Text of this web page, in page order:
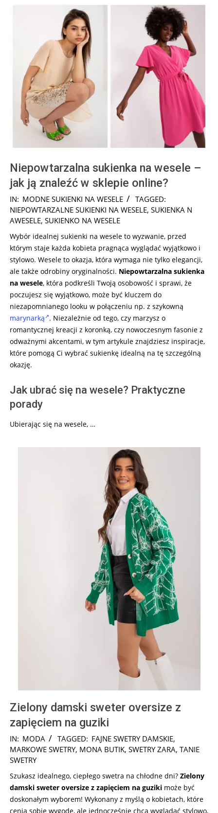
Niepowtarzalna sukienka na wesele –
jak ją znaleźć w sklepie online?
2024-
08-
12
IN: MODNE SUKIENKI NA WESELE
TAGGED:
NIEPOWTARZALNE SUKIENKI NA WESELE, SUKIENKA N
AWESELE, SUKIENKO NA WESELE
Wybór idealnej sukienki na wesele to wyzwanie, przed
którym staje każda kobieta pragnąca wyglądać wyjątkowo i
stylowo. Wesele to okazja, która wymaga nie tylko elegancji,
ale także odrobiny oryginalności. Niepowtarzalna sukienka
na wesele, która podkreśli Twoją osobowość i sprawi, że
poczujesz się wyjątkowo, może być kluczem do
niezapomnianego looku w połączeniu np. z szykowną
marynarką . Niezależnie od tego, czy marzysz o
romantycznej kreacji z koronką, czy nowoczesnym fasonie z
odważnymi akcentami, w tym artykule znajdziesz inspiracje,
które pomogą Ci wybrać sukienkę idealną na tę szczególną
okazję.
Jak ubrać się na wesele? Praktyczne
porady
Ubierając się na wesele, …
Zielony damski sweter oversize z
zapięciem na guziki
2024-
08-
12
IN: MODA TAGGED: FAJNE SWETRY DAMSKIE,
MARKOWE SWETRY, MONA BUTIK, SWETRY ZARA, TANIE
SWETRY
Szukasz idealnego, ciepłego swetra na chłodne dni? Zielony
damski sweter oversize z zapięciem na guziki może być
doskonałym wyborem! Wykonany z myślą o kobietach, które
cenią sobie wygodę, ale jednocześnie chcą wyglądać stylowo,